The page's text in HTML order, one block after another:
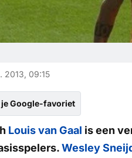
2013, 09:15
je Google-favoriet
Louis van Gaal is een
Wesley